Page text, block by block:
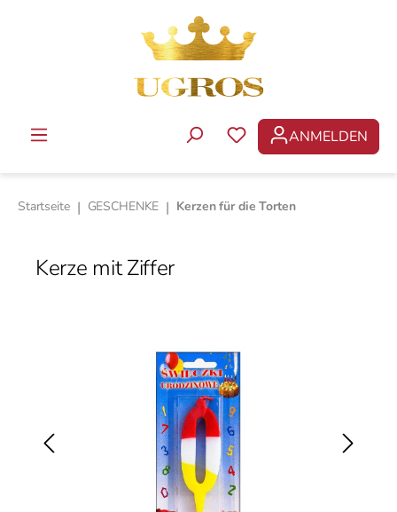
DU HAST 0
ANMELDEN
Startseite | GESCHENKE | Kerzen für die Torten
Kerze mit Ziffer